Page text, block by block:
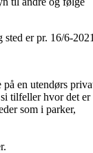
sted er pr. 16/6-
en utendørs
tilfeller hvor det er
som i parker,